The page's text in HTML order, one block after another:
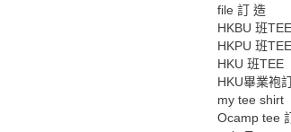
file 訂 造
HKBU 班TEE
HKPU 班TEE
HKU 班TEE
HKU畢業袍
my tee shirt
Ocamp tee